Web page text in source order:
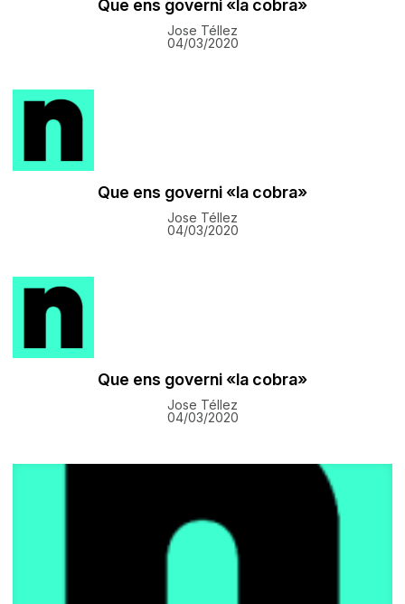
​Que ens governi «la cobra»
Jose Téllez
04/03/2020
​Que ens governi «la cobra»
Jose Téllez
04/03/2020
​Que ens governi «la cobra»
Jose Téllez
04/03/2020